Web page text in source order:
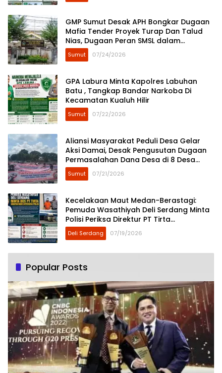
GMP Sumut Desak APH Bongkar Dugaan
Mafia Tender Proyek Turap Dan Talud
Nias, Dugaan Peran SMSL dalam
Peredaman Aksi Mahasiswa Diminta
Diusut
Sumut 07/24/2026
GPA Labura Minta Kapolres Labuhan
Batu , Tangkap Bandar Narkoba Di
Kecamatan Kualuh Hilir
Sumut 07/22/2026
Aliansi Masyarakat Peduli Desa Gelar
Aksi Damai, Desak Pengusutan Dugaan
Permasalahan Dana Desa di 8 Desa
Kecamatan Tebing Tinggi
Sumut 07/21/2026
Kecelakaan Maut Medan-Berastagi:
Pemuda Wasathiyah Deli Serdang Minta
Polisi Periksa Direktur PT Tirta
Sibayakindo
Deli Serdang 07/19/2026
Popular Posts